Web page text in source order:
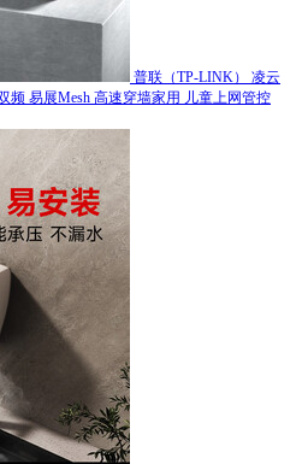
普联（TP-LINK） 凌云
频 易展Mesh 高速穿墙家用 儿童上网管控